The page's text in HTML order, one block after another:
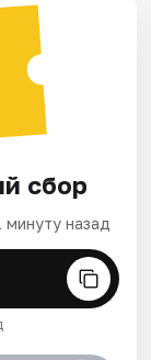
сбор
назад